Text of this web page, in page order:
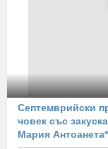
Септемврийски
човек със
Мария